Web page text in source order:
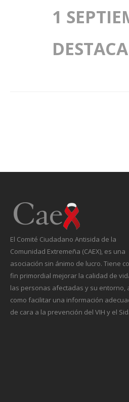
1
El Comité Ciudadano Antisida de la
Comunidad Extremeña (CAEX), es una
asociación sin ánimo de lucro. Tiene
fin primordial mejorar la calidad de
las personas afectadas y su entorno,
como facilitar una información
de cara a la prevención del VIH y el